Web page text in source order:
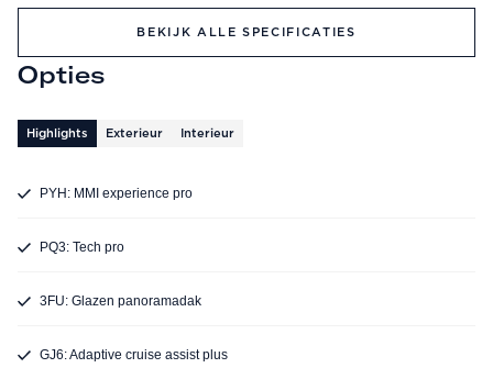
BEKIJK ALLE SPECIFICATIES
Opties
Highlights Exterieur Interieur
PYH: MMI experience pro
PQ3: Tech pro
3FU: Glazen panoramadak
GJ6: Adaptive cruise assist plus